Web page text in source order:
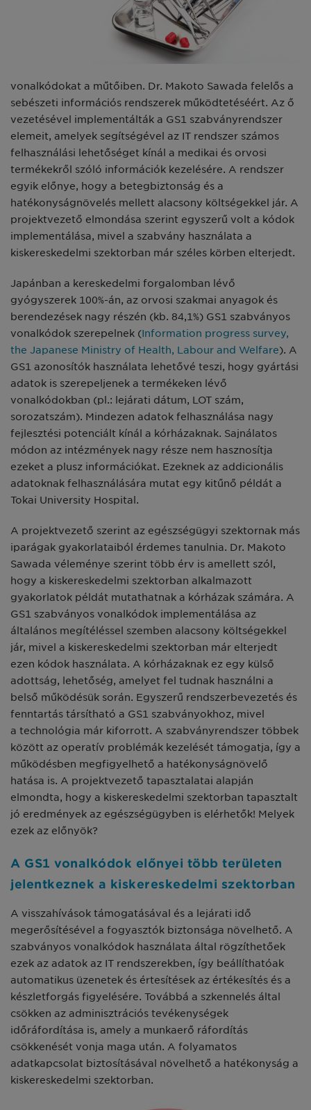
vonalkódokat a műtőiben. Dr. Makoto Sawada felelős a
sebészeti információs rendszerek működtetéséért. Az ő
vezetésével implementálták a GS1 szabványrendszer
elemeit, amelyek segítségével az IT rendszer számos
felhasználási lehetőséget kínál a medikai és orvosi
termékekről szóló információk kezelésére. A rendszer
egyik előnye, hogy a betegbiztonság és a
hatékonyságnövelés mellett alacsony költségekkel jár. A
projektvezető elmondása szerint egyszerű volt a kódok
implementálása, mivel a szabvány használata a
kiskereskedelmi szektorban már széles körben elterjedt.
Japánban a kereskedelmi forgalomban lévő
gyógyszerek 100%-án, az orvosi szakmai anyagok és
berendezések nagy részén (kb. 84,1%) GS1 szabványos
vonalkódok szerepelnek (Information progress survey,
the Japanese Ministry of Health, Labour and Welfare). A
GS1 azonosítók használata lehetővé teszi, hogy gyártási
adatok is szerepeljenek a termékeken lévő
vonalkódokban (pl.: lejárati dátum, LOT szám,
sorozatszám). Mindezen adatok felhasználása nagy
fejlesztési potenciált kínál a kórházaknak. Sajnálatos
módon az intézmények nagy része nem hasznosítja
ezeket a plusz információkat. Ezeknek az addicionális
adatoknak felhasználására mutat egy kitűnő példát a
Tokai University Hospital.
A projektvezető szerint az egészségügyi szektornak más
iparágak gyakorlataiból érdemes tanulnia. Dr. Makoto
Sawada véleménye szerint több érv is amellett szól,
hogy a kiskereskedelmi szektorban alkalmazott
gyakorlatok példát mutathatnak a kórházak számára. A
GS1 szabványos vonalkódok implementálása az
általános megítéléssel szemben alacsony költségekkel
jár, mivel a kiskereskedelmi szektorban már elterjedt
ezen kódok használata. A kórházaknak ez egy külső
adottság, lehetőség, amelyet fel tudnak használni a
belső működésük során. Egyszerű rendszerbevezetés és
fenntartás társítható a GS1 szabványokhoz, mivel
a technológia már kiforrott. A szabványrendszer többek
között az operatív problémák kezelését támogatja, így a
működésben megfigyelhető a hatékonyságnövelő
hatása is. A projektvezető tapasztalatai alapján
elmondta, hogy a kiskereskedelmi szektorban tapasztalt
jó eredmények az egészségügyben is elérhetők! Melyek
ezek az előnyök?
A GS1 vonalkódok előnyei több területen
jelentkeznek a kiskereskedelmi szektorban
A visszahívások támogatásával és a lejárati idő
megerősítésével a fogyasztók biztonsága növelhető. A
szabványos vonalkódok használata által rögzíthetőek
ezek az adatok az IT rendszerekben, így beállíthatóak
automatikus üzenetek és értesítések az értékesítés és a
készletforgás figyelésére. Továbbá a szkennelés által
csökken az adminisztrációs tevékenységek
időráfordítása is, amely a munkaerő ráfordítás
csökkenését vonja maga után. A folyamatos
adatkapcsolat biztosításával növelhető a hatékonyság a
kiskereskedelmi szektorban.